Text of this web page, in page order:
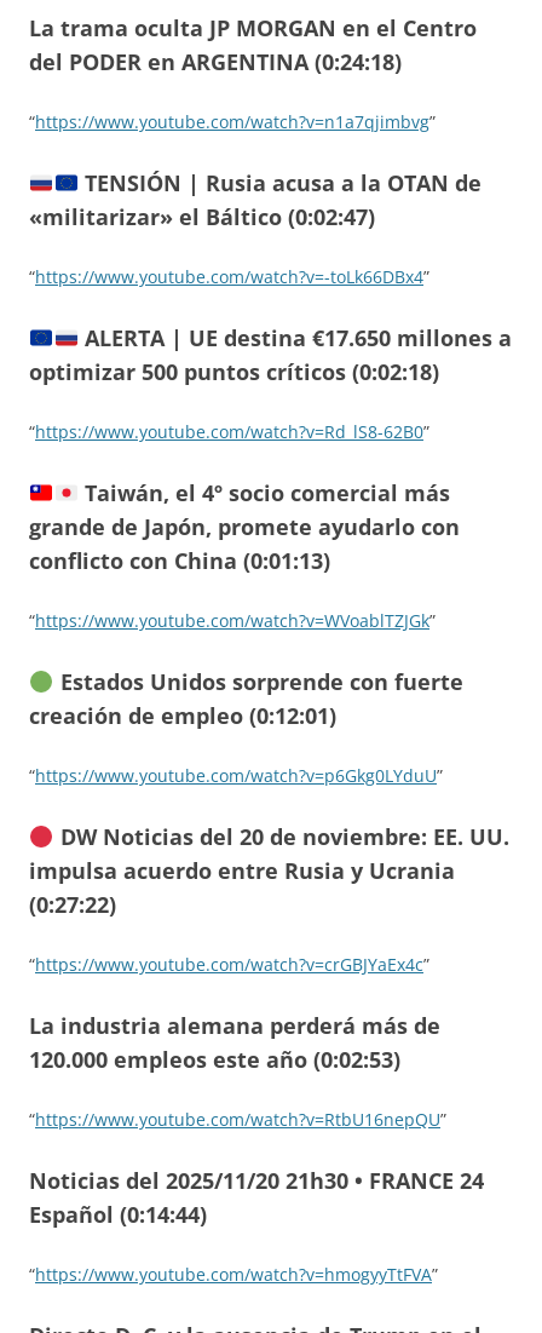
La trama oculta JP MORGAN en el Centro
del PODER en ARGENTINA (0:24:18)
“https://www.youtube.com/watch?v=n1a7qjimbvg”
TENSIÓN | Rusia acusa a la OTAN de
«militarizar» el Báltico (0:02:47)
“https://www.youtube.com/watch?v=-toLk66DBx4”
ALERTA | UE destina €17.650 millones a
optimizar 500 puntos críticos (0:02:18)
“https://www.youtube.com/watch?v=Rd_lS8-62B0”
Taiwán, el 4º socio comercial más
grande de Japón, promete ayudarlo con
conflicto con China (0:01:13)
“https://www.youtube.com/watch?v=WVoablTZJGk”
Estados Unidos sorprende con fuerte
creación de empleo (0:12:01)
“https://www.youtube.com/watch?v=p6Gkg0LYduU”
DW Noticias del 20 de noviembre: EE. UU.
impulsa acuerdo entre Rusia y Ucrania
(0:27:22)
“https://www.youtube.com/watch?v=crGBJYaEx4c”
La industria alemana perderá más de
120.000 empleos este año (0:02:53)
“https://www.youtube.com/watch?v=RtbU16nepQU”
Noticias del 2025/11/20 21h30 • FRANCE 24
Español (0:14:44)
“https://www.youtube.com/watch?v=hmogyyTtFVA”